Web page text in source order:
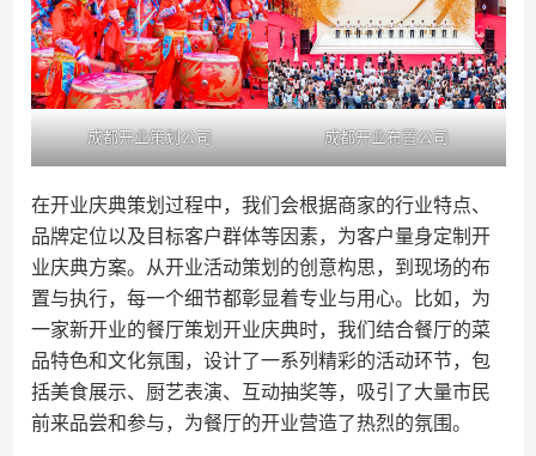
成都开业策划公司 成都开业布置公司
在开业庆典策划过程中，我们会根据商家的行业特点、
品牌定位以及目标客户群体等因素，为客户量身定制开
业庆典方案。从开业活动策划的创意构思，到现场的布
置与执行，每一个细节都彰显着专业与用心。比如，为
一家新开业的餐厅策划开业庆典时，我们结合餐厅的菜
品特色和文化氛围，设计了一系列精彩的活动环节，包
括美食展示、厨艺表演、互动抽奖等，吸引了大量市民
前来品尝和参与，为餐厅的开业营造了热烈的氛围。